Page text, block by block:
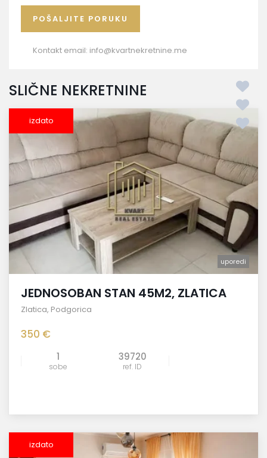
Kontakt email: info@kvartnekretnine.me
SLIČNE NEKRETNINE
izdato
uporedi
JEDNOSOBAN STAN 45M2, ZLATICA
Zlatica, Podgorica
350 €
1
sobe
39720
ref. ID
izdato